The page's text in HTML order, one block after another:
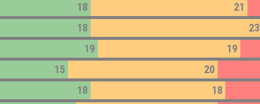
18 21
18 23
19 19
15 20
18 18